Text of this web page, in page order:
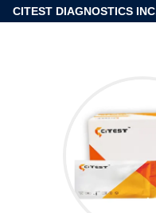
CITEST DIAGNOSTICS